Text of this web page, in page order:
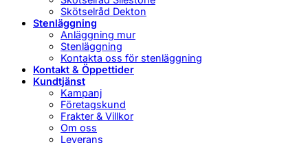
Skötselråd Dekton
Stenläggning
Anläggning mur
Stenläggning
Kontakta oss för stenläggning
Kontakt & Öppettider
Kundtjänst
Kampanj
Företagskund
Frakter & Villkor
Om oss
Leverans